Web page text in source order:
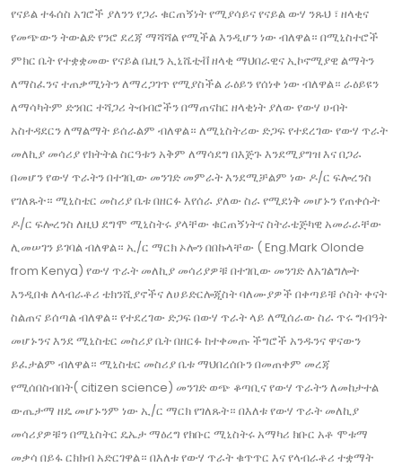
የናይል ተፋሰስ አገሮች ያለንን የጋራ ቁርጠኝነት የሚያሳይና የናይል ውሃ ንጹህ ፣ ዘላቂና
የመጭውን ትውልድ የንሮ ደረጃ ማሻሻል የሚችል እንዲሆን ነው ብለዋል። በሚኒስተሮች
ምክር ቤት የተቋቋመው የናይል ቤዚን ኢኒሼቲቭ ዘላቂ ማህበራዊና ኢኮኖሚያዊ ልማትን
ለማስፈንና ተጠቃሚነትን ለማረጋገጥ የሚያስችል ራዕይን የሰነቀ ነው ብለዋል። ራዕይዩን
ለማሳካትም ድንበር ተሻጋሪ ትብብሮችን በማጠናከር ዘላቂነት ያለው የውሃ ሀብት
አስተዳደርን ለማልማት ይሰራልም ብለዋል። ለሚኒስትሪው ድጋፍ የተደረገው የውሃ ጥራት
መለኪያ መሳሪያ የክትትል ስርዓቱን አቅም ለማሳደግ በእጅጉ እንደሚያግዝ እና በጋራ
በመሆን የውሃ ጥራትን በተገቢው መንገድ መምራት እንደሚቻልም ነው ዶ/ር ፍሎረንስ
የገለጹት። ሚኒስቴር መስሪያ ቤቱ በዘርፉ እየሰራ ያለው ስራ የሚደነቅ መሆኑን የጠቀሱት
ዶ/ር ፍሎረንስ ለዚህ ደግሞ ሚኒስትሩ ያላቸው ቁርጠኝነትና ስትራቴጅካዊ አመራራቸው
ሊመሠገን ይገባል ብለዋል። ኢ/ር ማርክ ኦሎን በበኩላቸው ( Eng.Mark Olonde
from Kenya) የውሃ ጥራት መለኪያ መሳሪያዎቹ በተገቢው መንገድ ለአገልግሎት
እንዲበቁ ለላብራቶሪ ቴክንሺያኖችና ለሀይድርሎጂስት ባለሙያዎች በቀጣይቹ ሶስት ቀናት
ስልጠና ይሰጣል ብለዋል። የተደረገው ድጋፍ በውሃ ጥራት ላይ ለሚሰራው ስራ ጥሩ ግብዓት
መሆኑንና እንደ ሚኒስቴር መስሪያ ቤት በዘርፉ ከተቀመጡ ችግሮች አንዱንና ዋናውን
ይፈታልም ብለዋል። ሚኒስቴር መስሪያ ቤቱ ማህበረሰቡን በመጠቀም መረጃ
የሚሰበስብበት( citizen science) መንገድ ወጭ ቆጣቢና የውሃ ጥራትን ለመከታተል
ውጤታማ ዘዴ መሆኑንም ነው ኢ/ር ማርክ የገለጹት። በእለቱ የውሃ ጥራት መለኪያ
መሳሪያዎቹን በሚኒስትር ዴኤታ ማዕረግ የክቡር ሚኒስትሩ አማካሪ ክቡር አቶ ሞቱማ
መቃሳ በይፋ ርክክብ አድርገዋል። በእለቱ የውሃ ጥራት ቁጥጥር እና የላብራቶሪ ተቋማት